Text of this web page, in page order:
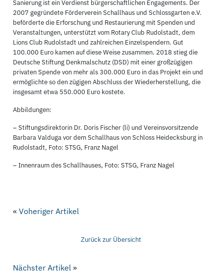
Sanierung ist ein Verdienst bürgerschaftlichen Engagements. Der
2007 gegründete Förderverein Schallhaus und Schlossgarten e.V.
beförderte die Erforschung und Restaurierung mit Spenden und
Veranstaltungen, unterstützt vom Rotary Club Rudolstadt, dem
Lions Club Rudolstadt und zahlreichen Einzelspendern. Gut
100.000 Euro kamen auf diese Weise zusammen. 2018 stieg die
Deutsche Stiftung Denkmalschutz (DSD) mit einer großzügigen
privaten Spende von mehr als 300.000 Euro in das Projekt ein und
ermöglichte so den zügigen Abschluss der Wiederherstellung, die
insgesamt etwa 550.000 Euro kostete.
Abbildungen:
– Stiftungsdirektorin Dr. Doris Fischer (li) und Vereinsvorsitzende
Barbara Valduga vor dem Schallhaus von Schloss Heidecksburg in
Rudolstadt, Foto: STSG, Franz Nagel
– Innenraum des Schallhauses, Foto: STSG, Franz Nagel
«Voheriger Artikel
Zurück zur Übersicht
Nächster Artikel »